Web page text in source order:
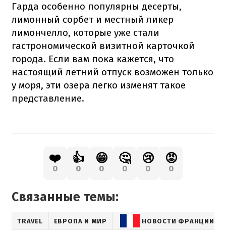
Гарда особенно популярны десерты,
лимонный сорбет и местный ликер
лимончелло, которые уже стали
гастрономической визитной карточкой
города. Если вам пока кажется, что
настоящий летний отпуск возможен только
у моря, эти озера легко изменят такое
представление.
❤️
0
👍
0
😁
0
🤔
0
😢
0
😡
0
Связанные темы:
TRAVEL ЕВРОПА И МИР НОВОСТИ ФРАНЦИИ